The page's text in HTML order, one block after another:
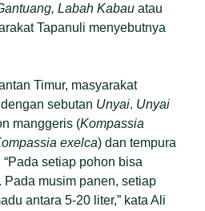
Labah Kabau atau
Tapanuli menyebutnya
Timur, masyarakat
dengan sebutan Unyai. Unyai
manggeris (Kompassia
exelca) dan tempura
“Pada setiap pohon bisa
musim panen, setiap
antara 5-20 liter,” kata Ali